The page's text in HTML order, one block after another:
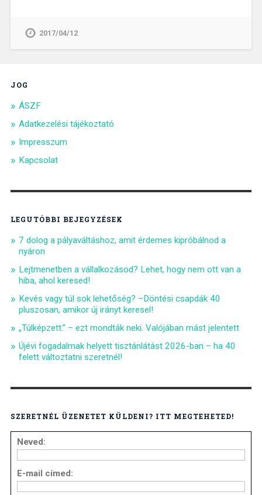
2017/04/12
JOG
ÁSZF
Adatkezelési tájékoztató
Impresszum
Kapcsolat
LEGUTÓBBI BEJEGYZÉSEK
7 dolog a pályaváltáshoz, amit érdemes kipróbálnod a
nyáron
Lejtmenetben a vállalkozásod? Lehet, hogy nem ott van a
hiba, ahol keresed!
Kevés vagy túl sok lehetőség? –Döntési csapdák 40
pluszosan, amikor új irányt keresel!
„Túlképzett.” – ezt mondták neki. Valójában mást jelentett
Újévi fogadalmak helyett tisztánlátást 2026-ban – ha 40
felett változtatni szeretnél!
SZERETNÉL ÜZENETET KÜLDENI? ITT MEGTEHETED!
Neved:
E-mail címed: